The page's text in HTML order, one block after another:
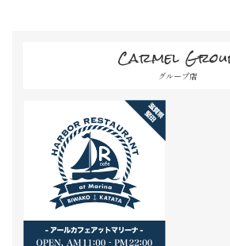
Carmel
グループ店